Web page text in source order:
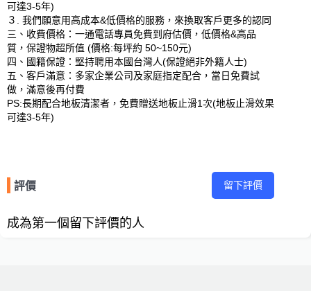
可達3-5年)
３. 我們願意用高成本&低價格的服務，來換取客戶更多的認同
三、收費價格：一通電話專員免費到府估價，低價格&高品
質，保證物超所值 (價格:每坪約 50~150元)
四、國籍保證：堅持聘用本國台灣人(保證絕非外籍人士)
五、客戶滿意：多家企業公司及家庭指定配合，當日免費試
做，滿意後再付費
PS:長期配合地板清潔者，免費贈送地板止滑1次(地板止滑效果
評價 留下評價
成為第一個留下評價的人